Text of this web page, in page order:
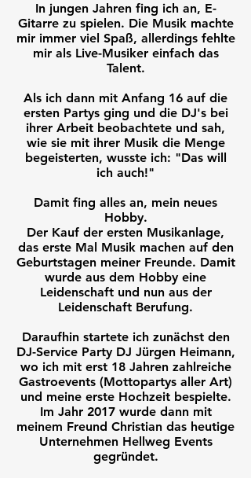
In jungen Jahren fing ich an, E-
Gitarre zu spielen. Die Musik machte
mir immer viel Spaß, allerdings fehlte
mir als Live-Musiker einfach das
Talent.
Als ich dann mit Anfang 16 auf die
ersten Partys ging und die DJ's bei
ihrer Arbeit beobachtete und sah,
wie sie mit ihrer Musik die Menge
begeisterten, wusste ich: "Das will
ich auch!"
Damit fing alles an, mein neues
Hobby.
Der Kauf der ersten Musikanlage,
das erste Mal Musik machen auf den
Geburtstagen meiner Freunde. Damit
wurde aus dem Hobby eine
Leidenschaft und nun aus der
Leidenschaft Berufung.
Daraufhin startete ich zunächst den
DJ-Service Party DJ Jürgen Heimann,
wo ich mit erst 18 Jahren zahlreiche
Gastroevents (Mottopartys aller Art)
und meine erste Hochzeit bespielte.
Im Jahr 2017 wurde dann mit
meinem Freund Christian das heutige
Unternehmen Hellweg Events
gegründet.